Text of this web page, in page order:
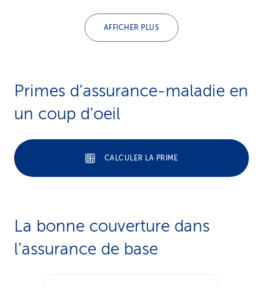
AFFICHER PLUS
Primes d’assurance-maladie en
un coup d’oeil
CALCULER LA PRIME
La bonne couverture dans
l’assurance de base